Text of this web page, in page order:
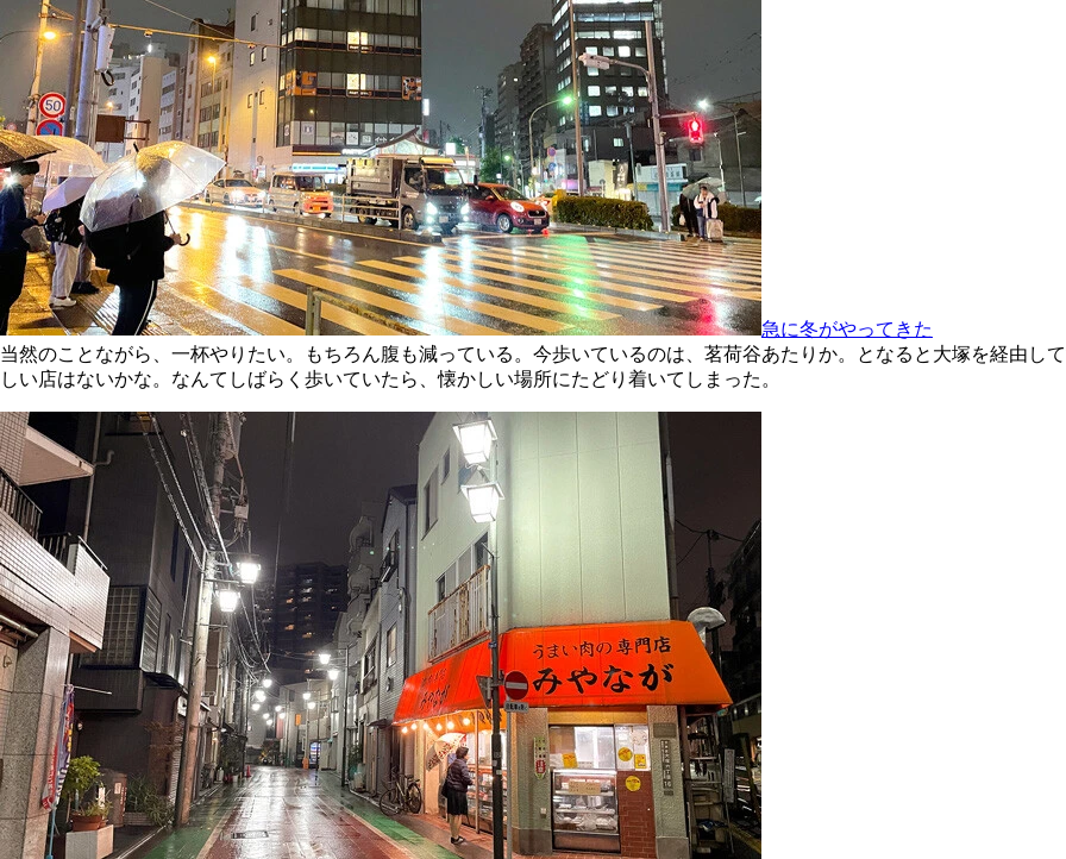
急に冬がやってきた
当然のことながら、一杯やりたい。もちろん腹も減っている。今歩いているのは、茗荷谷あたりか。となると大塚を経由し
しい店はないかな。なんてしばらく歩いていたら、懐かしい場所にたどり着いてしまった。